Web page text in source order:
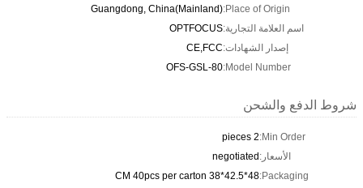
Place of Origin:
Guangdong, China(Mainland)
اسم العلامة التجارية:OPTFOCUS
إصدار الشهادات:CE,FCC
Model Number:
OFS-GSL-80
شروط الدفع والشحن
Min Order:
2 pieces
الأسعار:negotiated
Packaging:
48*42.5*38 CM 40pcs per carton